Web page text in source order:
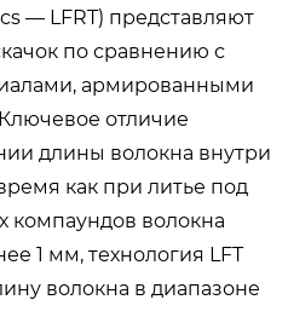
— LFRT) представляют
по сравнению с
армированными
отличие
длины волокна внутри
как при литье под
компаундов волокна
1 мм, технология LFT
волокна в диапазоне